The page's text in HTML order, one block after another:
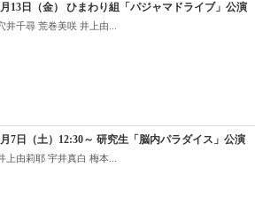
月13日（金） ひまわり組「パジャマドライブ」公演
井千尋 荒巻美咲 井上由...
7日（土）12:30～ 研究生「脳内パラダイス」公演
上由莉耶 宇井真白 梅本...